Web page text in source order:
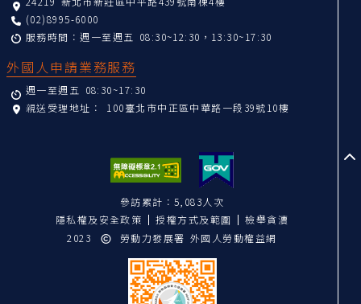
(02)8995-6000
服務時間：週一至週五 08:30~12:30，13:30~17:30
外國人申請業務服務
週一至週五 08:30~17:30
親送受理地址： 100臺北市中正區中華路一段39號10樓
參訪累計：5,083人次
隱私權及安全政策
授權方式及範圍
檢舉貪瀆
2023
勞動力發展署 外國人勞動權益網
至